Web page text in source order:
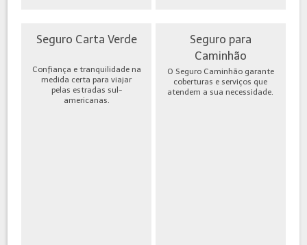
Seguro Carta Verde
Confiança e tranquilidade na
medida certa para viajar
pelas estradas sul-
americanas.
Seguro para
Caminhão
O Seguro Caminhão garante
coberturas e serviços que
atendem a sua necessidade.